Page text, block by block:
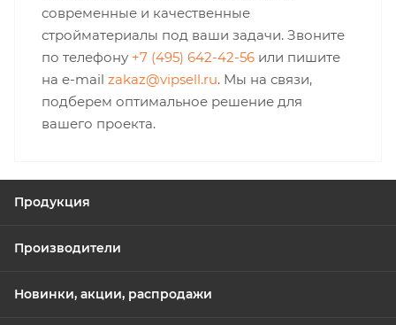
современные и качественные
стройматериалы под ваши задачи. Звоните
по телефону +7 (495) 642-42-56 или пишите
на e-mail zakaz@vipsell.ru. Мы на связи,
подберем оптимальное решение для
вашего проекта.
Продукция
Производители
Новинки, акции, распродажи